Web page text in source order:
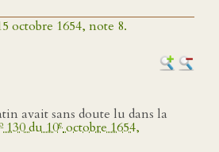
octobre 1654, note 8.
avait sans doute lu dans la
o130 du 10eoctobre 1654,